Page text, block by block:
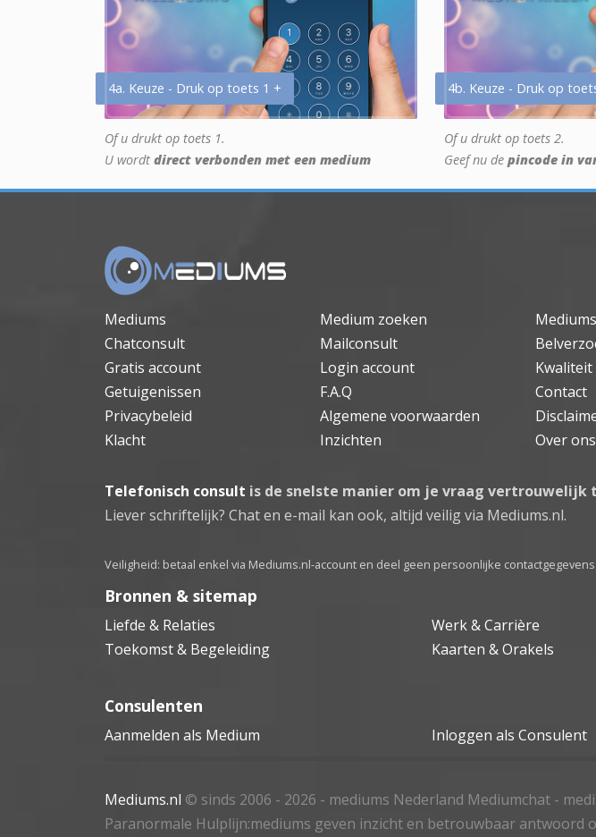
4a. Keuze - Druk op toets 1 +
Of u drukt op toets 1.
U wordt direct verbonden met een medium
4b. Keuze - Druk op
Of u drukt op toets 2.
Geef nu de pincode in
Mediums Medium zoeken
Chatconsult
Mailconsult
Gratis account
Login account
Kwaliteit
Getuigenissen
F.A.Q
Contact
Privacybeleid
Algemene voorwaarden
Klacht
Inzichten Over ons
Telefonisch consult is de snelste manier om je vraag vertrouwelijk
Liever schriftelijk? Chat en e-mail kan ook, altijd veilig via Mediums.nl.
Veiligheid: betaal enkel via Mediums.nl-account en deel geen persoonlijke contactgegevens.
Bronnen & sitemap
Liefde & Relaties Werk & Carrière
Toekomst & Begeleiding
Kaarten & Orakels
Consulenten
Aanmelden als Medium Inloggen als Consulent
Mediums.nl © sinds 2006 - 2026 - mediums Nederland Mediumchat -
Paranormale Hulplijn:mediums geven inzicht en betrouwbaar antwoord